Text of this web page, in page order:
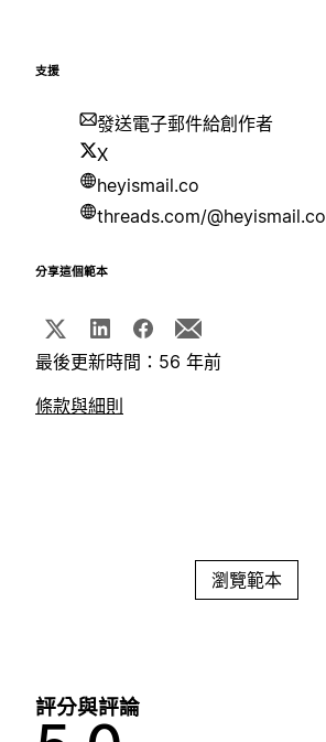
支援
發送電子郵件給創作者
X
heyismail.co
threads.com/@heyismail.co
分享這個範本
最後更新時間：56 年前
條款與細則
瀏覽範本
評分與評論